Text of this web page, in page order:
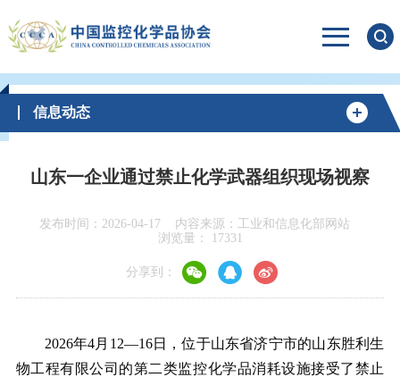
信息动态
山东一企业通过禁止化学武器组织现场视察
发布时间：2026-04-17
内容来源：工业和信息化部网站
浏览量：
17331
分享到：
2026年4月12—16日，位于山东省济宁市的山东胜利生
物工程有限公司的第二类监控化学品消耗设施接受了禁止